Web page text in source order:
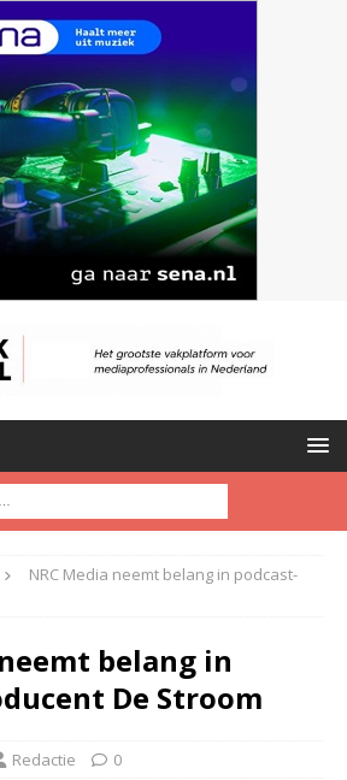
NRC Media neemt belang in podcast-
belang in
De Stroom
Redactie 0